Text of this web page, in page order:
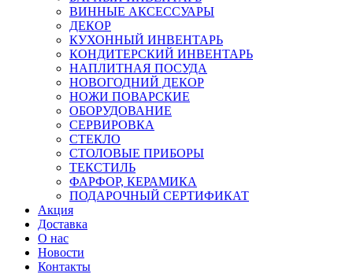
ВИННЫЕ АКСЕССУАРЫ
ДЕКОР
КУХОННЫЙ ИНВЕНТАРЬ
КОНДИТЕРСКИЙ ИНВЕНТАРЬ
НАПЛИТНАЯ ПОСУДА
НОВОГОДНИЙ ДЕКОР
НОЖИ ПОВАРСКИЕ
ОБОРУДОВАНИЕ
СЕРВИРОВКА
СТЕКЛО
СТОЛОВЫЕ ПРИБОРЫ
ТЕКСТИЛЬ
ФАРФОР, КЕРАМИКА
ПОДАРОЧНЫЙ СЕРТИФИКАТ
Акция
Доставка
О нас
Новости
Контакты